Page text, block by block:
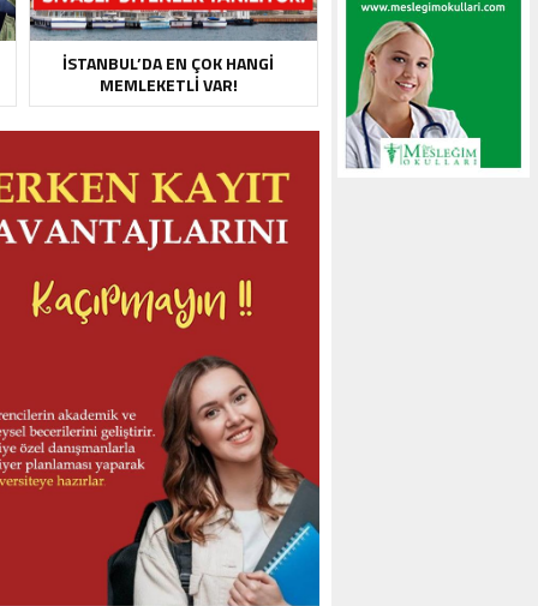
İSTANBUL’DA EN ÇOK HANGI
MEMLEKETLI VAR!